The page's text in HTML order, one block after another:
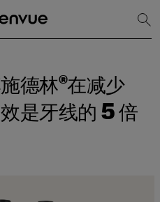
显
示
德林®在减少
是牙线的 5 倍